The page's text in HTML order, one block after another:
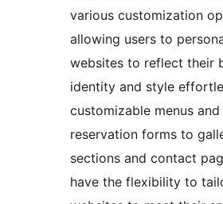
various customization
allowing users to
websites to reflect their
identity and style
customizable menus and
reservation forms to
sections and contact
have the flexibility to